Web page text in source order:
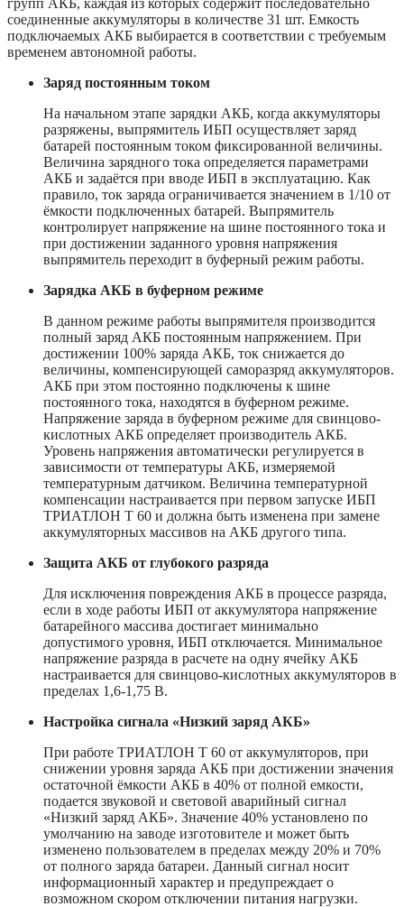
соединенные аккумуляторы в количестве 31 шт. Емкость
подключаемых АКБ выбирается в соответствии с требуемым
временем автономной работы.
Заряд постоянным током
На начальном этапе зарядки АКБ, когда аккумуляторы
разряжены, выпрямитель ИБП осуществляет заряд
батарей постоянным током фиксированной величины.
Величина зарядного тока определяется параметрами
АКБ и задаётся при вводе ИБП в эксплуатацию. Как
правило, ток заряда ограничивается значением в 1/10 от
ёмкости подключенных батарей. Выпрямитель
контролирует напряжение на шине постоянного тока и
при достижении заданного уровня напряжения
выпрямитель переходит в буферный режим работы.
Зарядка АКБ в буферном режиме
В данном режиме работы выпрямителя производится
полный заряд АКБ постоянным напряжением. При
достижении 100% заряда АКБ, ток снижается до
величины, компенсирующей саморазряд аккумуляторов.
АКБ при этом постоянно подключены к шине
постоянного тока, находятся в буферном режиме.
Напряжение заряда в буферном режиме для свинцово-
кислотных АКБ определяет производитель АКБ.
Уровень напряжения автоматически регулируется в
зависимости от температуры АКБ, измеряемой
температурным датчиком. Величина температурной
компенсации настраивается при первом запуске ИБП
ТРИАТЛОН Т 60 и должна быть изменена при замене
аккумуляторных массивов на АКБ другого типа.
Защита АКБ от глубокого разряда
Для исключения повреждения АКБ в процессе разряда,
если в ходе работы ИБП от аккумулятора напряжение
батарейного массива достигает минимально
допустимого уровня, ИБП отключается. Минимальное
напряжение разряда в расчете на одну ячейку АКБ
настраивается для свинцово-кислотных аккумуляторов в
пределах 1,6-1,75 В.
Настройка сигнала «Низкий заряд АКБ»
При работе ТРИАТЛОН Т 60 от аккумуляторов, при
снижении уровня заряда АКБ при достижении значения
остаточной ёмкости АКБ в 40% от полной емкости,
подается звуковой и световой аварийный сигнал
«Низкий заряд АКБ». Значение 40% установлено по
умолчанию на заводе изготовителе и может быть
изменено пользователем в пределах между 20% и 70%
от полного заряда батареи. Данный сигнал носит
информационный характер и предупреждает о
возможном скором отключении питания нагрузки.